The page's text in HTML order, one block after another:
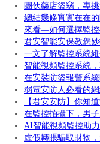
團伙藥店盜竊，專
總結幾條實實在在
來看—如何選擇監
君安智能安保教您
一文了解監控系統
智能視頻監控系統
在安裝防盜報警系
弱電安防人必看的
【君安安防】你知
在監控拍攝下，男
AI智能視頻監控助
虛假轉賬騙取財物